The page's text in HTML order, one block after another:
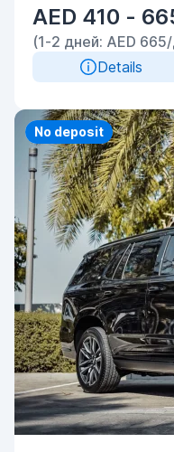
AED 410 -
(1-2 дней: AED
Details
Priority
No deposit